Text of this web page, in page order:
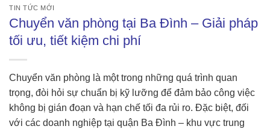
TIN TỨC MỚI
Chuyển văn phòng tại Ba Đình – Giải pháp
tối ưu, tiết kiệm chi phí
Chuyển văn phòng là một trong những quá trình quan
trọng, đòi hỏi sự chuẩn bị kỹ lưỡng để đảm bảo công việc
không bị gián đoạn và hạn chế tối đa rủi ro. Đặc biệt, đối
với các doanh nghiệp tại quận Ba Đình – khu vực trung